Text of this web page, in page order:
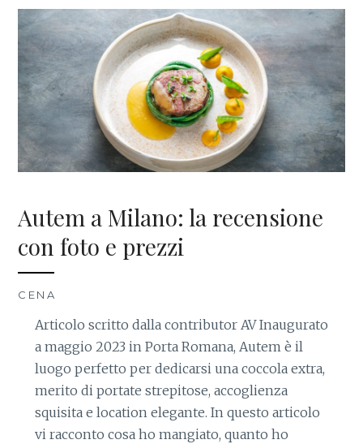
Autem a Milano: la recensione
con foto e prezzi
CENA
Articolo scritto dalla contributor AV Inaugurato
a maggio 2023 in Porta Romana, Autem è il
luogo perfetto per dedicarsi una coccola extra,
merito di portate strepitose, accoglienza
squisita e location elegante. In questo articolo
vi racconto cosa ho mangiato, quanto ho